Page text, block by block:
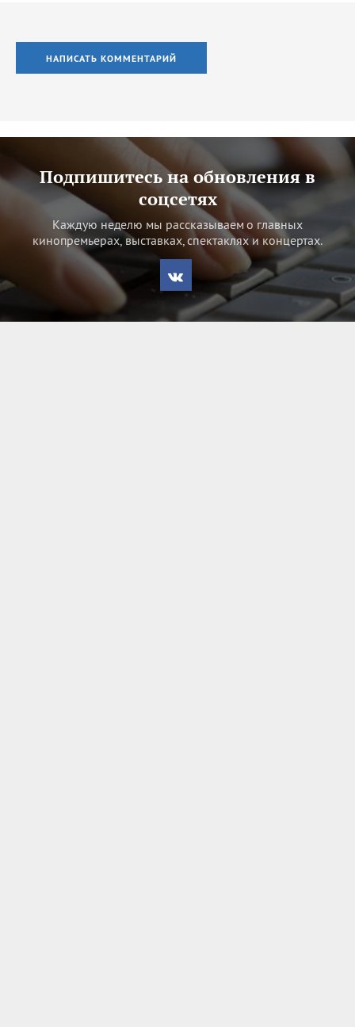
НАПИСАТЬ КОММЕНТАРИЙ
Подпишитесь на обновления в
соцсетях
Каждую неделю мы рассказываем о главных
кинопремьерах, выставках, спектаклях и концертах.